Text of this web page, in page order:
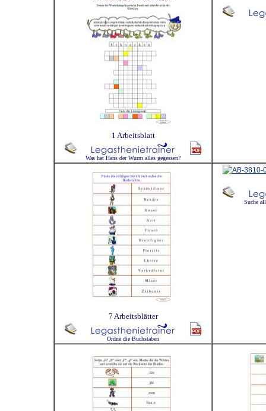
1 Arbeitsblatt
Was hat Hans der Wurm alles gegessen?
7 Arbeitsblätter
Ordne die Buchstaben
Suche